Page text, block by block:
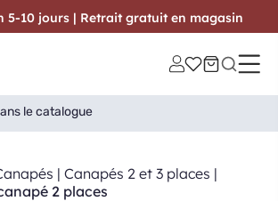
| Canapés 2 et 3 places |
2 places
5-10 jours | Retrait gratuit en magasin